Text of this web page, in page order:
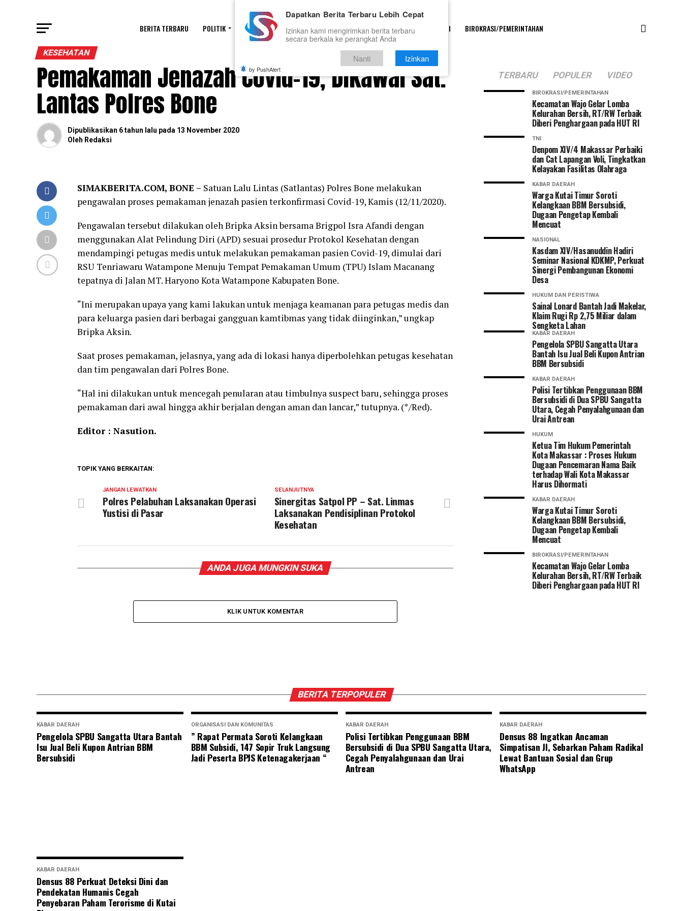
BERITA TERBARU POLITIK HUKUM PENDIDIKAN OLAHRAGA OPINI TNI DAN POLRI BIROKRASI/PEMERINTAHAN
KESEHATAN
Pemakaman Jenazah Covid-19, Dikawal Sat.
Lantas Polres Bone
Dipublikasikan 6 tahun lalu pada 13 November 2020
Oleh Redaksi
SIMAKBERITA.COM, BONE – Satuan Lalu Lintas (Satlantas) Polres Bone melakukan
pengawalan proses pemakaman jenazah pasien terkonfirmasi Covid-19, Kamis (12/11/2020).
Pengawalan tersebut dilakukan oleh Bripka Aksin bersama Brigpol Isra Afandi dengan
menggunakan Alat Pelindung Diri (APD) sesuai prosedur Protokol Kesehatan dengan
mendampingi petugas medis untuk melakukan pemakaman pasien Covid-19, dimulai dari
RSU Tenriawaru Watampone Menuju Tempat Pemakaman Umum (TPU) Islam Macanang
tepatnya di Jalan MT. Haryono Kota Watampone Kabupaten Bone.
“Ini merupakan upaya yang kami lakukan untuk menjaga keamanan para petugas medis dan
para keluarga pasien dari berbagai gangguan kamtibmas yang tidak diinginkan,” ungkap
Bripka Aksin.
Saat proses pemakaman, jelasnya, yang ada di lokasi hanya diperbolehkan petugas kesehatan
dan tim pengawalan dari Polres Bone.
“Hal ini dilakukan untuk mencegah penularan atau timbulnya suspect baru, sehingga proses
pemakaman dari awal hingga akhir berjalan dengan aman dan lancar,” tutupnya. (*/Red).
Editor : Nasution.
TOPIK YANG BERKAITAN:
SELANJUTNYA
Sinergitas Satpol PP – Sat. Linmas
Laksanakan Pendisiplinan Protokol
Kesehatan
JANGAN LEWATKAN
Polres Pelabuhan Laksanakan Operasi
Yustisi di Pasar
ANDA JUGA MUNGKIN SUKA
KLIK UNTUK KOMENTAR
TERBARU POPULER VIDEO
BIROKRASI/PEMERINTAHAN
Kecamatan Wajo Gelar Lomba
Kelurahan Bersih, RT/RW Terbaik
Diberi Penghargaan pada HUT RI
TNI
Denpom XIV/4 Makassar Perbaiki
dan Cat Lapangan Voli, Tingkatkan
Kelayakan Fasilitas Olahraga
KABAR DAERAH
Warga Kutai Timur Soroti
Kelangkaan BBM Bersubsidi,
Dugaan Pengetap Kembali
Mencuat
NASIONAL
Kasdam XIV/Hasanuddin Hadiri
Seminar Nasional KDKMP, Perkuat
Sinergi Pembangunan Ekonomi
Desa
HUKUM DAN PERISTIWA
Sainal Lonard Bantah Jadi Makelar,
Klaim Rugi Rp 2,75 Miliar dalam
Sengketa Lahan
KABAR DAERAH
Pengelola SPBU Sangatta Utara
Bantah Isu Jual Beli Kupon Antrian
BBM Bersubsidi
KABAR DAERAH
Polisi Tertibkan Penggunaan BBM
Bersubsidi di Dua SPBU Sangatta
Utara, Cegah Penyalahgunaan dan
Urai Antrean
HUKUM
Ketua Tim Hukum Pemerintah
Kota Makassar : Proses Hukum
Dugaan Pencemaran Nama Baik
terhadap Wali Kota Makassar
Harus Dihormati
KABAR DAERAH
Warga Kutai Timur Soroti
Kelangkaan BBM Bersubsidi,
Dugaan Pengetap Kembali
Mencuat
BIROKRASI/PEMERINTAHAN
Kecamatan Wajo Gelar Lomba
Kelurahan Bersih, RT/RW Terbaik
Diberi Penghargaan pada HUT RI
BERITA TERPOPULER
KABAR DAERAH
Pengelola SPBU Sangatta Utara Bantah
Isu Jual Beli Kupon Antrian BBM
Bersubsidi
ORGANISASI DAN KOMUNITAS
” Rapat Permata Soroti Kelangkaan
BBM Subsidi, 147 Sopir Truk Langsung
Jadi Peserta BPJS Ketenagakerjaan “
KABAR DAERAH
Polisi Tertibkan Penggunaan BBM
Bersubsidi di Dua SPBU Sangatta Utara,
Cegah Penyalahgunaan dan Urai
Antrean
KABAR DAERAH
Densus 88 Ingatkan Ancaman
Simpatisan JI, Sebarkan Paham Radikal
Lewat Bantuan Sosial dan Grup
WhatsApp
KABAR DAERAH
Densus 88 Perkuat Deteksi Dini dan
Pendekatan Humanis Cegah
Penyebaran Paham Terorisme di Kutai
Dapatkan Berita Terbaru Lebih Cepat
Izinkan kami mengirimkan berita terbaru
secara berkala ke perangkat Anda
Nanti Izinkan
by PushAlert